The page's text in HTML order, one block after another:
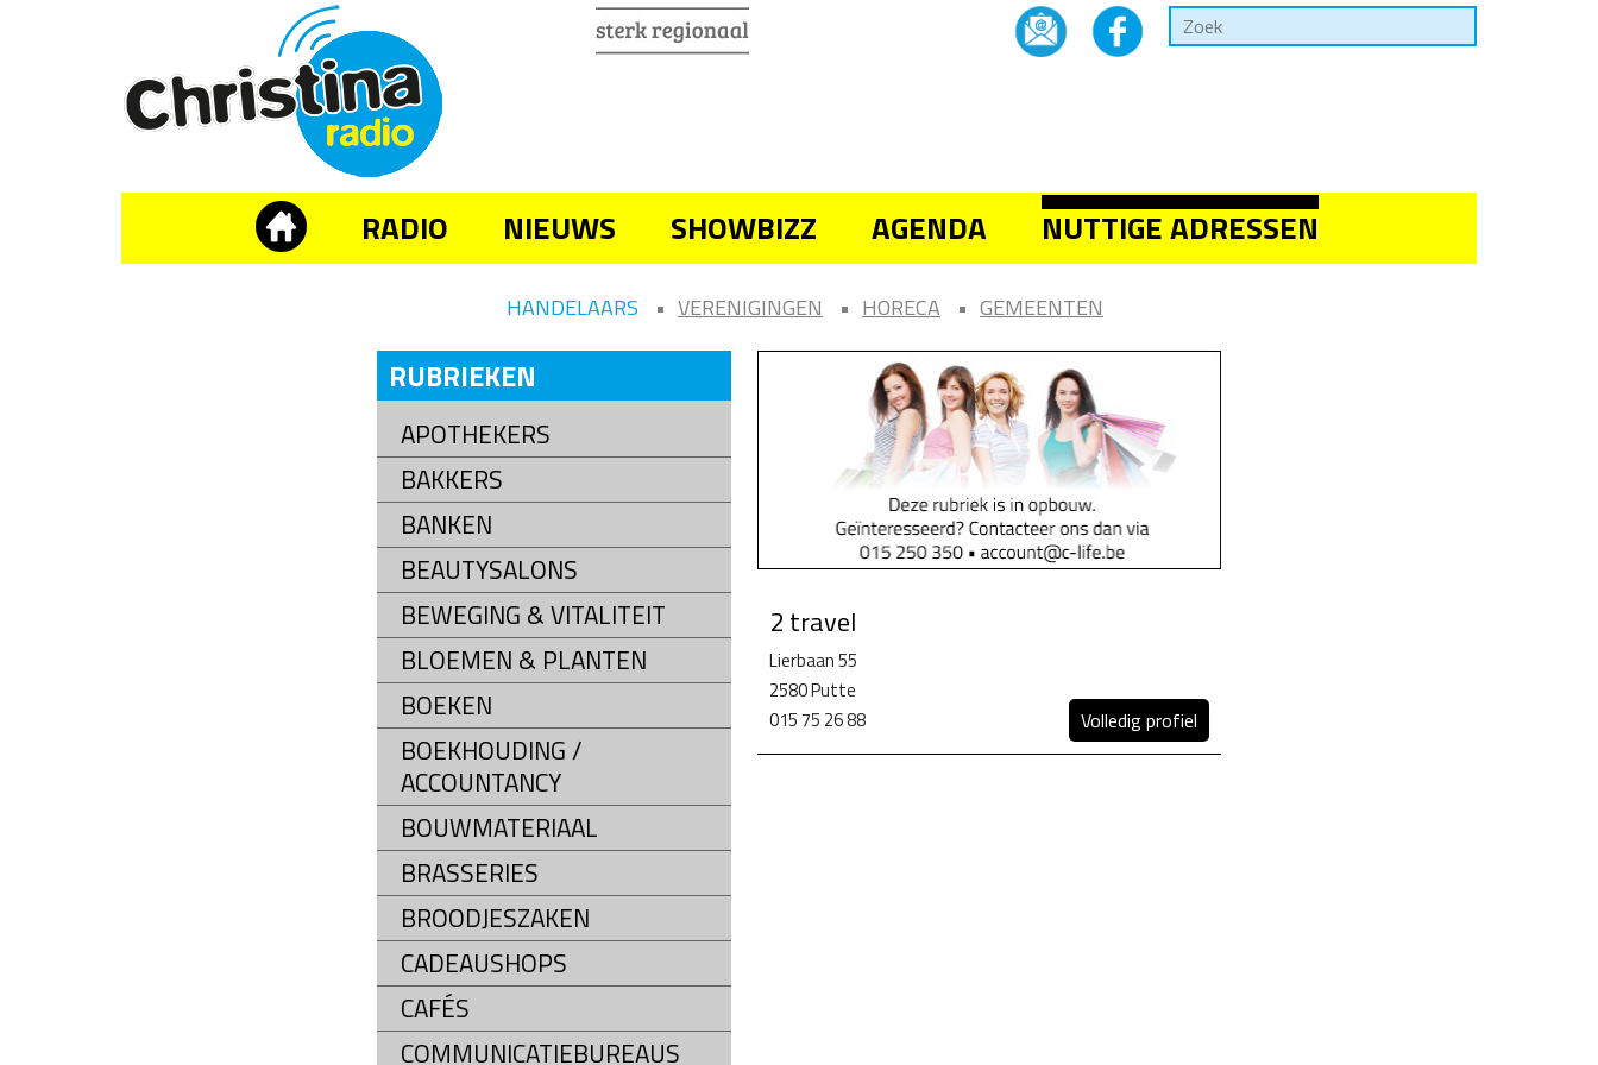
RADIO NIEUWS SHOWBIZZ AGENDA NUTTIGE ADRESSEN
HANDELAARS VERENIGINGEN HORECA GEMEENTEN
RUBRIEKEN
APOTHEKERS
BAKKERS
BANKEN
BEAUTYSALONS
BEWEGING & VITALITEIT
BLOEMEN & PLANTEN
BOEKEN
BOEKHOUDING /
ACCOUNTANCY
BOUWMATERIAAL
BRASSERIES
BROODJESZAKEN
CADEAUSHOPS
CAFÉS
COMMUNICATIEBUREAUS
2 travel
Lierbaan 55
2580 Putte
015 75 26 88
Volledig profiel